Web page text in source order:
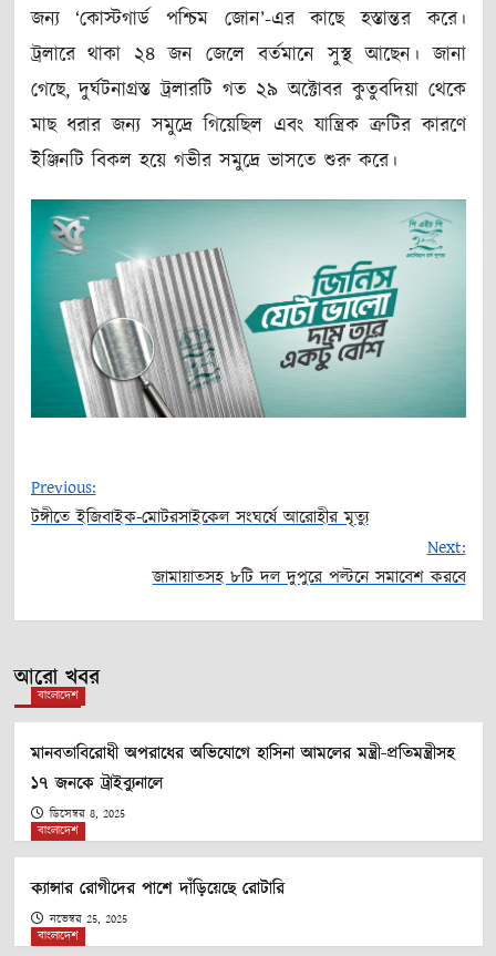
জন্য ‘কোস্টগার্ড পশ্চিম জোন’-এর কাছে হস্তান্তর করে।
ট্রলারে থাকা ২৪ জন জেলে বর্তমানে সুস্থ আছেন। জানা
গেছে, দুর্ঘটনাগ্রস্ত ট্রলারটি গত ২৯ অক্টোবর কুতুবদিয়া থেকে
মাছ ধরার জন্য সমুদ্রে গিয়েছিল এবং যান্ত্রিক ত্রুটির কারণে
ইঞ্জিনটি বিকল হয়ে গভীর সমুদ্রে ভাসতে শুরু করে।
navigation
Previous:
টঙ্গীতে ইজিবাইক-মোটরসাইকেল সংঘর্ষে আরোহীর মৃত্যু
Next:
জামায়াতসহ ৮টি দল দুপুরে পল্টনে সমাবেশ করবে
আরো খবর
বাংলাদেশ
মানবতাবিরোধী অপরাধের অভিযোগে হাসিনা আমলের মন্ত্রী-প্রতিমন্ত্রীসহ
১৭ জনকে ট্রাইব্যুনালে
ডিসেম্বর 8, 2025
বাংলাদেশ
ক্যান্সার রোগীদের পাশে দাঁড়িয়েছে রোটারি
নভেম্বর 25, 2025
বাংলাদেশ